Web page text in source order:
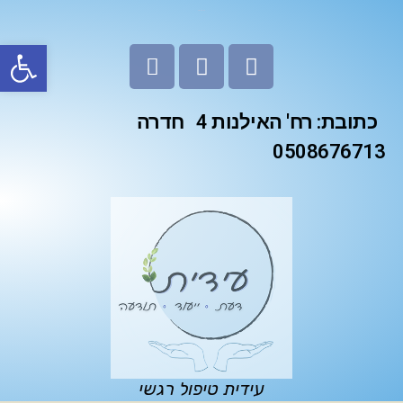
פתח
כתובת: רח' האילנות 4 חדרה
0508676713
עידית טיפול רגשי